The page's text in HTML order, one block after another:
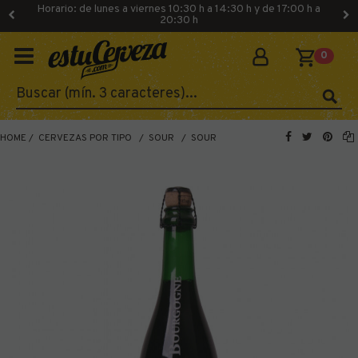
Horario: de lunes a viernes 10:30 h a 14:30 h y de 17:00 h a
20:30 h
0
HOME CERVEZAS POR TIPO SOUR SOUR